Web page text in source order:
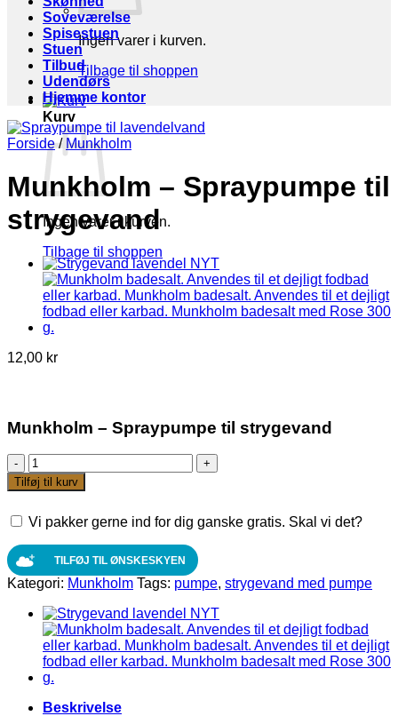
Ingen varer i kurven.
Tilbage til shoppen
Kurv
Ingen varer i kurven.
Tilbage til shoppen
Soveværelse
Spisestuen
Stuen
Tilbud
Udendørs
Hjemme kontor
Forside / Munkholm
Munkholm – Spraypumpe til
strygevand
12,00 kr
Munkholm – Spraypumpe til strygevand
Munkholm
-
Spraypumpe
strygevand
Tilføj til kurv
Vi pakker gerne ind for dig ganske gratis. Skal vi det?
TILFØJ TIL ØNSKESKYEN
Kategori: Munkholm Tags: pumpe, strygevand med pumpe
Beskrivelse